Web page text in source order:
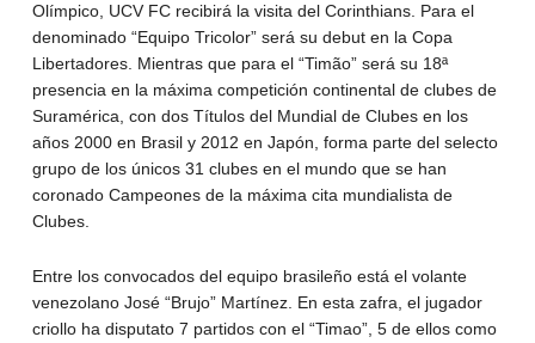
Olímpico, UCV FC recibirá la visita del Corinthians. Para el
denominado “Equipo Tricolor” será su debut en la Copa
Libertadores. Mientras que para el “Timão” será su 18ª
presencia en la máxima competición continental de clubes de
Suramérica, con dos Títulos del Mundial de Clubes en los
años 2000 en Brasil y 2012 en Japón, forma parte del selecto
grupo de los únicos 31 clubes en el mundo que se han
coronado Campeones de la máxima cita mundialista de
Clubes.
Entre los convocados del equipo brasileño está el volante
venezolano José “Brujo” Martínez. En esta zafra, el jugador
criollo ha disputato 7 partidos con el “Timao”, 5 de ellos como